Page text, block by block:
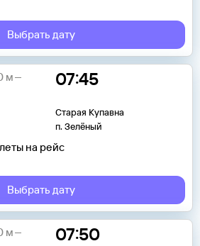
Выбрать дату
07:45
Старая Купавна
п. Зелёный
м
на рейс
Выбрать дату
07:50
м